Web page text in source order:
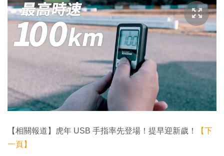
【相關報道】虎年 USB 手指率先登場！提早迎新歲！
【下
一頁】